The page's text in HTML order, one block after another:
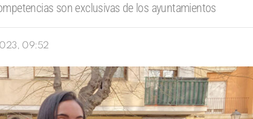
son exclusivas de los ayuntamientos
09:52